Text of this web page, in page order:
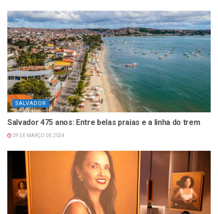
SALVADOR
Salvador 475 anos: Entre belas praias e a linha do trem
29 DE MARÇO DE 2024